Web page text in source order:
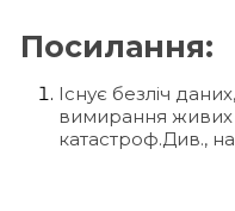
Посилання:
Існує безліч
вимирання живих
катастроф.Див.,